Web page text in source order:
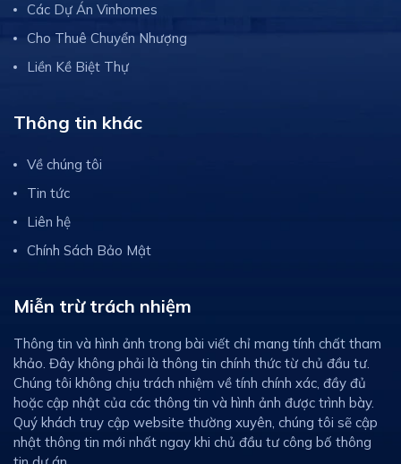
Các Dự Án Vinhomes
Cho Thuê Chuyển Nhượng
Liền Kề Biệt Thự
Thông tin khác
Về chúng tôi
Tin tức
Liên hệ
Chính Sách Bảo Mật
Miễn trừ trách nhiệm
Thông tin và hình ảnh trong bài viết chỉ mang tính chất tham
khảo. Đây không phải là thông tin chính thức từ chủ đầu tư.
Chúng tôi không chịu trách nhiệm về tính chính xác, đầy đủ
hoặc cập nhật của các thông tin và hình ảnh được trình bày.
Quý khách truy cập website thường xuyên, chúng tôi sẽ cập
nhật thông tin mới nhất ngay khi chủ đầu tư công bố thông